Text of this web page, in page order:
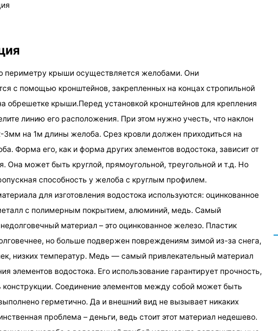
периметру крыши осуществляется желобами. Они
с помощью кронштейнов, закрепленных на концах стропильной
обрешетке крыши.Перед установкой кронштейнов для крепления
линию его расположения. При этом нужно учесть, что наклон
на 1м длины желоба. Срез кровли должен приходиться на
Форма его, как и форма других элементов водостока, зависит от
Она может быть круглой, прямоугольной, треугольной и т.д. Но
способность у желоба с круглым профилем.
для изготовления водостока используются: оцинкованное
с полимерным покрытием, алюминий, медь. Самый
материал – это оцинкованное железо. Пластик
но больше подвержен повреждениям зимой из-за снега,
низких температур. Медь — самый привлекательный материал
элементов водостока. Его использование гарантирует прочность,
конструкции. Соединение элементов между собой может быть
герметично. Да и внешний вид не вызывает никаких
проблема – деньги, ведь стоит этот материал недешево.